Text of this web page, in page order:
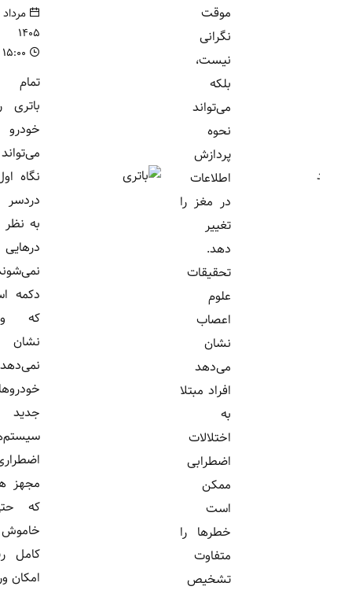
نیست،
می‌تواند
پردازش
اطلاعات
در مغز را
تحقیقات
اعصاب
می‌دهد
افراد مبتلا
اختلالات
اضطرابی
خطرها را
متفاوت
تشخیص
مرداد ۱۶,
تمام شدن
باتری ریموت
می‌تواند در
نگاه اول یک
دردسر بزرگ
به نظر برسد؛
درهایی که باز
نمی‌شوند و
دکمه استارتی
که واکنش
نمی‌دهد. اما
خودروهای
جدید به
سیستم‌های
اضطراری
مجهز هستند
که حتی با
خاموش شدن
کامل ریموت،
امکان ورود به